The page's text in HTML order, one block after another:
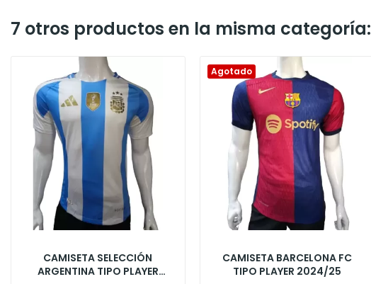
7 otros productos en la misma categoría:
CAMISETA SELECCIÓN
ARGENTINA TIPO PLAYER
Agotado
CAMISETA BARCELONA FC
TIPO PLAYER 2024/25